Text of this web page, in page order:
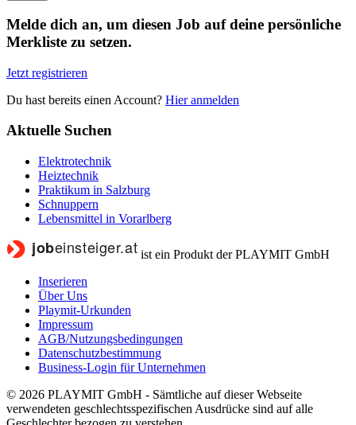
Melde dich an, um diesen Job auf deine persönliche
Merkliste zu setzen.
Jetzt registrieren
Du hast bereits einen Account? Hier anmelden
Aktuelle Suchen
Elektrotechnik
Heiztechnik
Praktikum in Salzburg
Schnuppern
Lebensmittel in Vorarlberg
ist ein Produkt der PLAYMIT GmbH
Inserieren
Über Uns
Playmit-Urkunden
Impressum
AGB/Nutzungsbedingungen
Datenschutzbestimmung
Business-Login für Unternehmen
© 2026 PLAYMIT GmbH - Sämtliche auf dieser Webseite
verwendeten geschlechtsspezifischen Ausdrücke sind auf alle